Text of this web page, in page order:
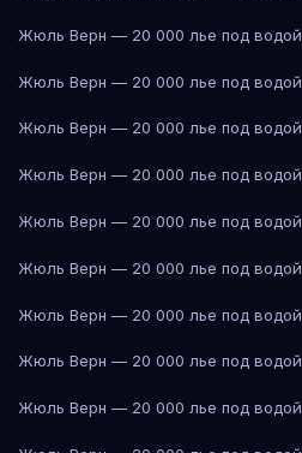
Жюль Верн — 20 000 лье под водой
Жюль Верн — 20 000 лье под водой
Жюль Верн — 20 000 лье под водой
Жюль Верн — 20 000 лье под водой
Жюль Верн — 20 000 лье под водой
Жюль Верн — 20 000 лье под водой
Жюль Верн — 20 000 лье под водой
Жюль Верн — 20 000 лье под водой
Жюль Верн — 20 000 лье под водой